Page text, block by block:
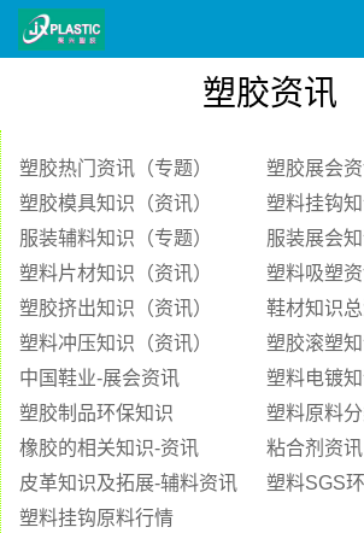
塑胶资讯
塑胶热门资讯（专题）
塑胶展会资
塑胶模具知识（资讯）
塑料挂钩知
服装辅料知识（专题）
服装展会知
塑料片材知识（资讯）
塑料吸塑资
塑胶挤出知识（资讯）
鞋材知识总
塑料冲压知识（资讯）
塑胶滚塑知
中国鞋业-展会资讯
塑料电镀
塑胶制品环保知识
塑料原料
橡胶的相关知识-资讯
粘合剂资讯
皮革知识及拓展-辅料资讯
塑料SGS
塑料挂钩原料行情